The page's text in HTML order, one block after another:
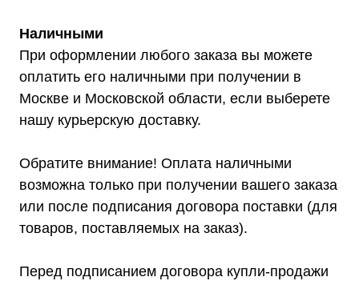
Наличными
При оформлении любого заказа вы можете
оплатить его наличными при получении в
Москве и Московской области, если выберете
нашу курьерскую доставку.
Обратите внимание! Оплата наличными
возможна только при получении вашего заказа
или после подписания договора поставки (для
товаров, поставляемых на заказ).
Перед подписанием договора купли-продажи
Покупателям
Оплата
Гарантии
Акции
Контакты
Условия оформления заказа
Реквизиты